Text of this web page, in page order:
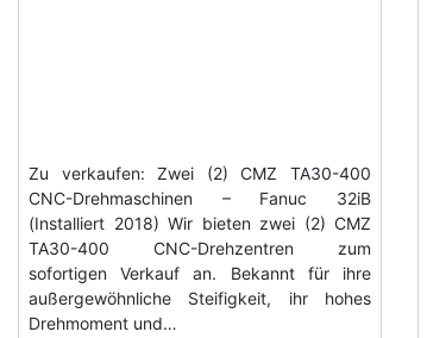
Zu verkaufen: Zwei (2) CMZ TA30-400
CNC-Drehmaschinen – Fanuc 32iB
(Installiert 2018) Wir bieten zwei (2) CMZ
TA30-400 CNC-Drehzentren zum
sofortigen Verkauf an. Bekannt für ihre
außergewöhnliche Steifigkeit, ihr hohes
Drehmoment und…